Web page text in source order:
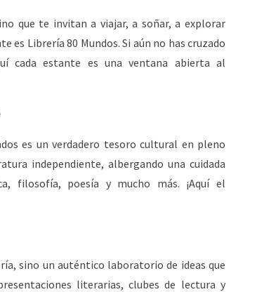
que te invitan a viajar, a soñar, a explorar
es Librería 80 Mundos. Si aún no has cruzado
cada estante es una ventana abierta al
es un verdadero tesoro cultural en pleno
independiente, albergando una cuidada
filosofía, poesía y mucho más. ¡Aquí el
sino un auténtico laboratorio de ideas que
literarias, clubes de lectura y